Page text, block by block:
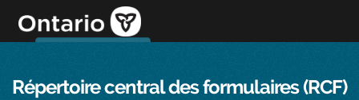
directement
au
Répertoire central des formulaires (RCF)